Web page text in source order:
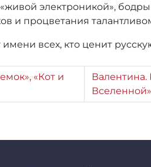
электроникой»,
и процветания
всех, кто ценит
«Кот и
Валентина.
Вселенной»